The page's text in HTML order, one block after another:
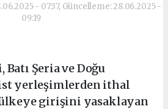
- 07:37, Güncelleme: 28.06.2025 -
09:19
Şeria ve Doğu
yerleşimlerden ithal
girişini yasaklayan